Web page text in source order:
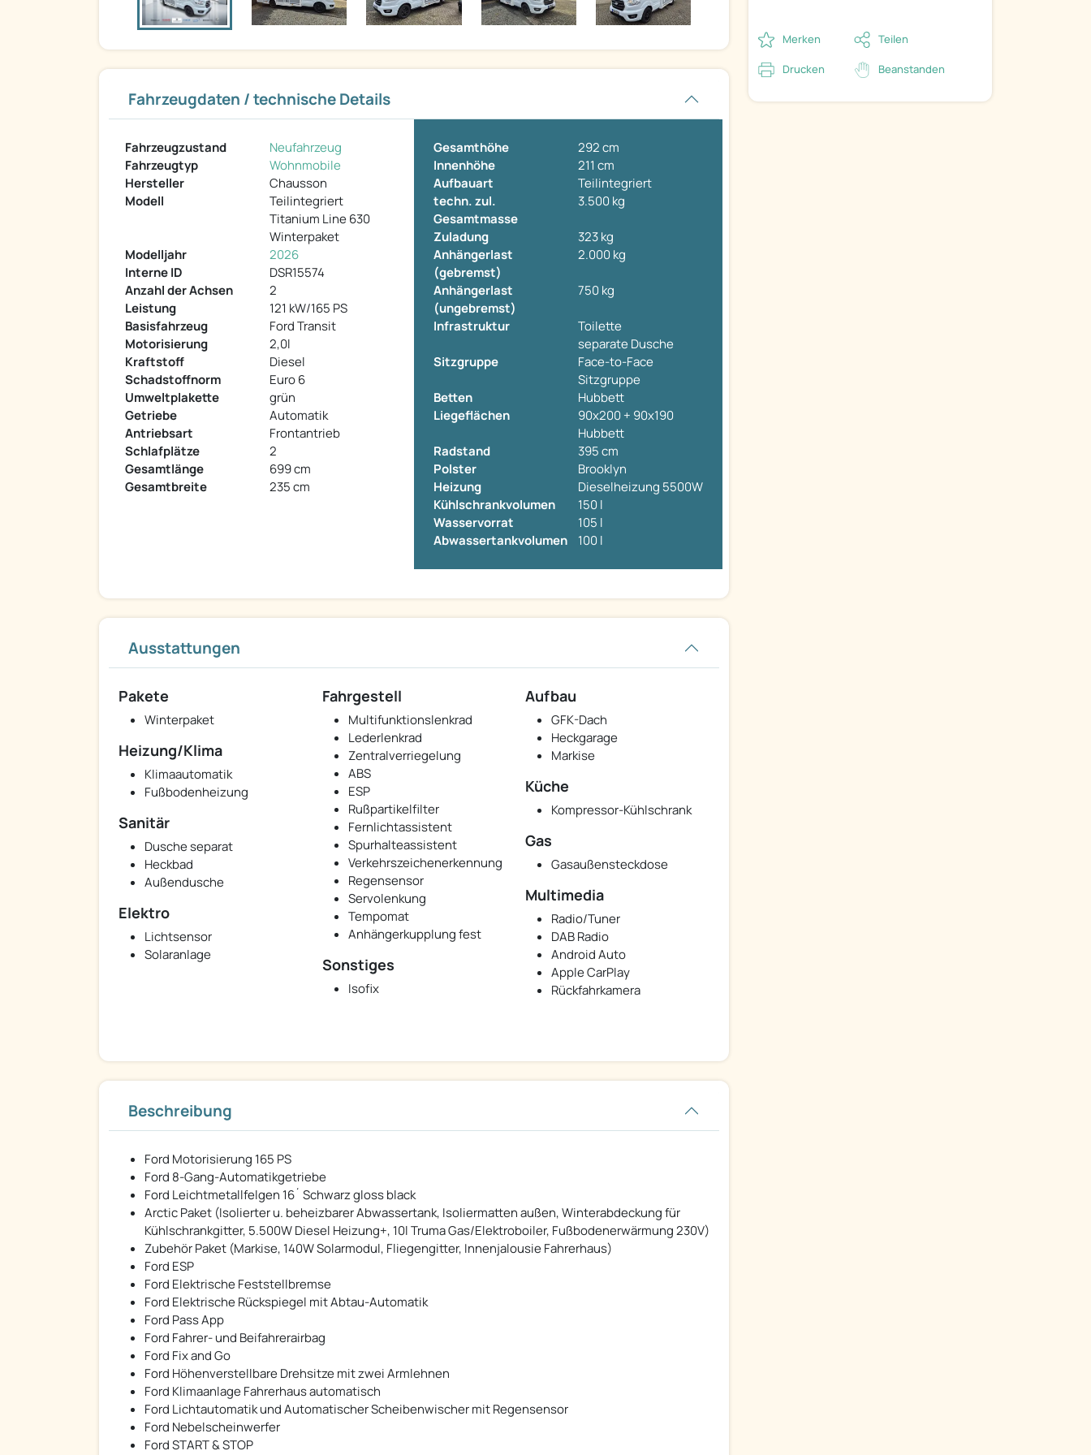
Fahrzeugdaten / technische Details
Fahrzeugzustand
Neufahrzeug
Fahrzeugtyp
Wohnmobile
Hersteller
Chausson
Modell
Teilintegriert
Titanium Line 630
Winterpaket
Modelljahr
2026
Interne ID
DSR15574
Anzahl der Achsen
2
Leistung
121 kW/165 PS
Basisfahrzeug
Ford Transit
Motorisierung
2,0l
Kraftstoff
Diesel
Schadstoffnorm
Euro 6
Umweltplakette
grün
Getriebe
Automatik
Antriebsart
Frontantrieb
Schlafplätze
2
Gesamtlänge
699 cm
Gesamtbreite
235 cm
Gesamthöhe
292 cm
Innenhöhe
211 cm
Aufbauart
Teilintegriert
techn. zul.
Gesamtmasse
3.500 kg
Zuladung
323 kg
Anhängerlast
(gebremst)
2.000 kg
Anhängerlast
(ungebremst)
750 kg
Infrastruktur
Toilette
separate Dusche
Sitzgruppe
Face-to-Face
Sitzgruppe
Betten
Hubbett
Liegeflächen
90x200 + 90x190
Hubbett
Radstand
395 cm
Polster
Brooklyn
Heizung
Dieselheizung 5500W
Kühlschrankvolumen
150 l
Wasservorrat
105 l
Abwassertankvolumen
100 l
Ausstattungen
Pakete
Winterpaket
Fahrgestell
Multifunktionslenkrad
Lederlenkrad
Zentralverriegelung
ABS
ESP
Rußpartikelfilter
Fernlichtassistent
Spurhalteassistent
Verkehrszeichenerkennung
Regensensor
Servolenkung
Tempomat
Anhängerkupplung fest
Aufbau
GFK-Dach
Heckgarage
Markise
Heizung/Klima
Klimaautomatik
Fußbodenheizung
Küche
Kompressor-Kühlschrank
Sanitär
Dusche separat
Heckbad
Außendusche
Gas
Gasaußensteckdose
Multimedia
Radio/Tuner
DAB Radio
Android Auto
Apple CarPlay
Rückfahrkamera
Elektro
Lichtsensor
Solaranlage
Sonstiges
Isofix
Beschreibung
Ford Motorisierung 165 PS
Ford 8-Gang-Automatikgetriebe
Ford Leichtmetallfelgen 16´ Schwarz gloss black
Arctic Paket (Isolierter u. beheizbarer Abwassertank, Isoliermatten außen, Winterabdeckung für
Kühlschrankgitter, 5.500W Diesel Heizung+, 10l Truma Gas/Elektroboiler, Fußbodenerwärmung 230V)
Zubehör Paket (Markise, 140W Solarmodul, Fliegengitter, Innenjalousie Fahrerhaus)
Ford ESP
Ford Elektrische Feststellbremse
Ford Elektrische Rückspiegel mit Abtau-Automatik
Ford Pass App
Ford Fahrer- und Beifahrerairbag
Ford Fix and Go
Ford Höhenverstellbare Drehsitze mit zwei Armlehnen
Ford Klimaanlage Fahrerhaus automatisch
Ford Lichtautomatik und Automatischer Scheibenwischer mit Regensensor
Ford Nebelscheinwerfer
Ford START & STOP
Merken Teilen
Drucken Beanstanden